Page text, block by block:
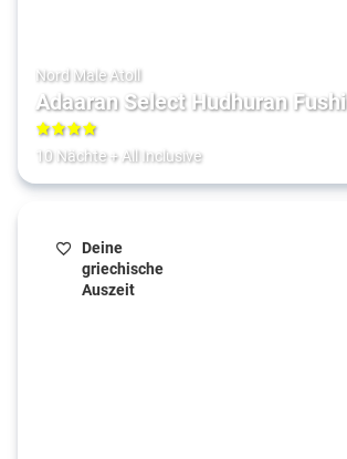
Nord Male Atoll
Adaaran Select Hudhuran Fushi
4
10 Nächte+ All Inclusive
Deine
griechische
Auszeit